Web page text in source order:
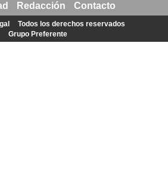
Redacción Contacto
Todos los derechos reservados
Grupo Preferente